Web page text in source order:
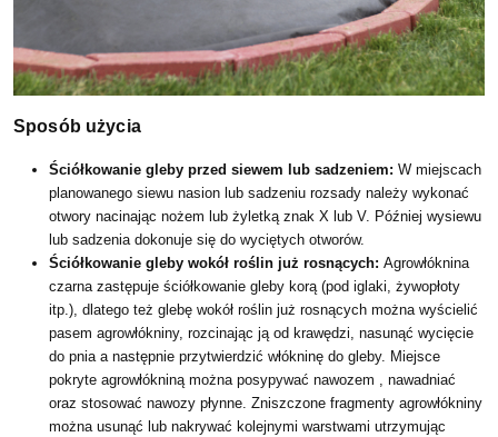
Sposób użycia
Ściółkowanie gleby przed siewem lub sadzeniem: W miejscach
planowanego siewu nasion lub sadzeniu rozsady należy wykonać
otwory nacinając nożem lub żyletką znak X lub V. Później wysiewu
lub sadzenia dokonuje się do wyciętych otworów.
Ściółkowanie gleby wokół roślin już rosnących: Agrowłóknina
czarna zastępuje ściółkowanie gleby korą (pod iglaki, żywopłoty
itp.), dlatego też glebę wokół roślin już rosnących można wyścielić
pasem agrowłókniny, rozcinając ją od krawędzi, nasunąć wycięcie
do pnia a następnie przytwierdzić włókninę do gleby. Miejsce
pokryte agrowłókniną można posypywać nawozem , nawadniać
oraz stosować nawozy płynne. Zniszczone fragmenty agrowłókniny
można usunąć lub nakrywać kolejnymi warstwami utrzymując